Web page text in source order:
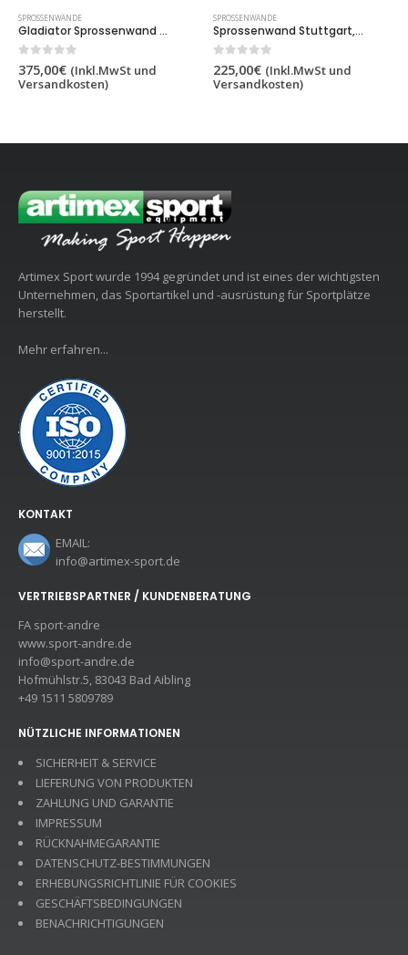
SPROSSENWÄNDE
Sprossenwand Stuttgart,2.1×0.85 m,13 Sprossen,Artikelnr. 253-85
0out of 5
225,00€ (Inkl.MwSt und
Versandkosten)
SPROSSENWÄNDE
Sprossenwand Berlin,mit 8 sprossen,2×0.85 m,Artikelnr. 253-8
0out of 5
235,00€ (Inkl.MwSt und
Versandkosten)
Artimex Sport wurde 1994 gegründet und ist eines der wichtigsten
Unternehmen, das Sportartikel und -ausrüstung für Sportplätze
herstellt.
Mehr erfahren...
KONTAKT
EMAIL:
info@artimex-sport.de
VERTRIEBSPARTNER / KUNDENBERATUNG
FA sport-andre
www.sport-andre.de
info@sport-andre.de
Hofmühlstr.5, 83043 Bad Aibling
+49 1511 5809789
NÜTZLICHE INFORMATIONEN
SICHERHEIT & SERVICE
LIEFERUNG VON PRODUKTEN
ZAHLUNG UND GARANTIE
IMPRESSUM
RÜCKNAHMEGARANTIE
DATENSCHUTZ-BESTIMMUNGEN
ERHEBUNGSRICHTLINIE FÜR COOKIES
GESCHÄFTSBEDINGUNGEN
BENACHRICHTIGUNGEN